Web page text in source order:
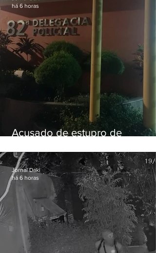
Acusado de estupro de
há 6 horas
Jornal Daki
há 6 horas